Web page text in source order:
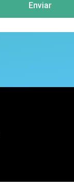
Enviar